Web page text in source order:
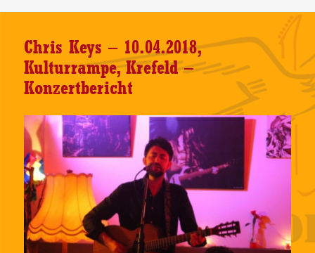
Chris Keys – 10.04.2018,
Kulturrampe, Krefeld –
Konzertbericht